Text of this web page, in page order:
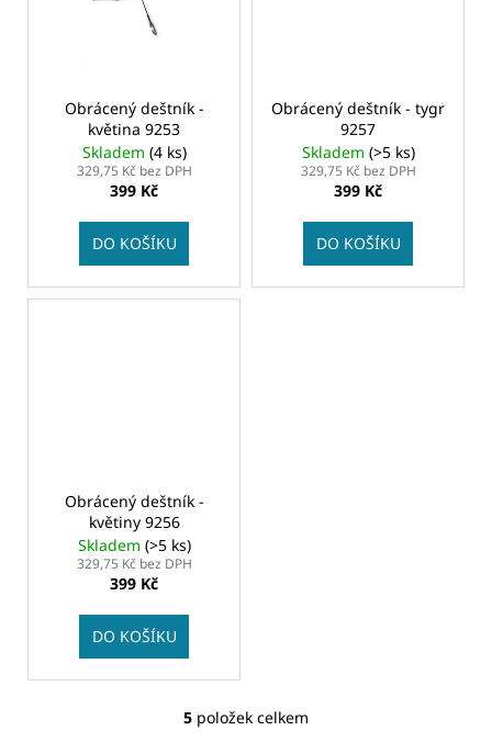
Obrácený deštník -
květina 9253
Skladem (4 ks)
329,75 Kč bez DPH
399 Kč
DO KOŠÍKU
Obrácený deštník - tygr
9257
Skladem (>5 ks)
329,75 Kč bez DPH
399 Kč
DO KOŠÍKU
Obrácený deštník -
květiny 9256
Skladem (>5 ks)
329,75 Kč bez DPH
399 Kč
DO KOŠÍKU
O
5 položek celkem